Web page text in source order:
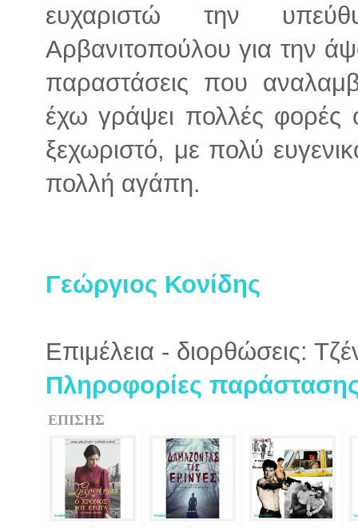
ευχαριστώ την
Αρβανιτοπούλου για την
παραστάσεις που
έχω γράψει πολλές φορές
ξεχωριστό, με πολύ
πολλή αγάπη.
Γεώργιος Κονίδης
Επιμέλεια - διορθώσεις:
Πληροφορίες παράστασης
ΕΠΙΣΗΣ